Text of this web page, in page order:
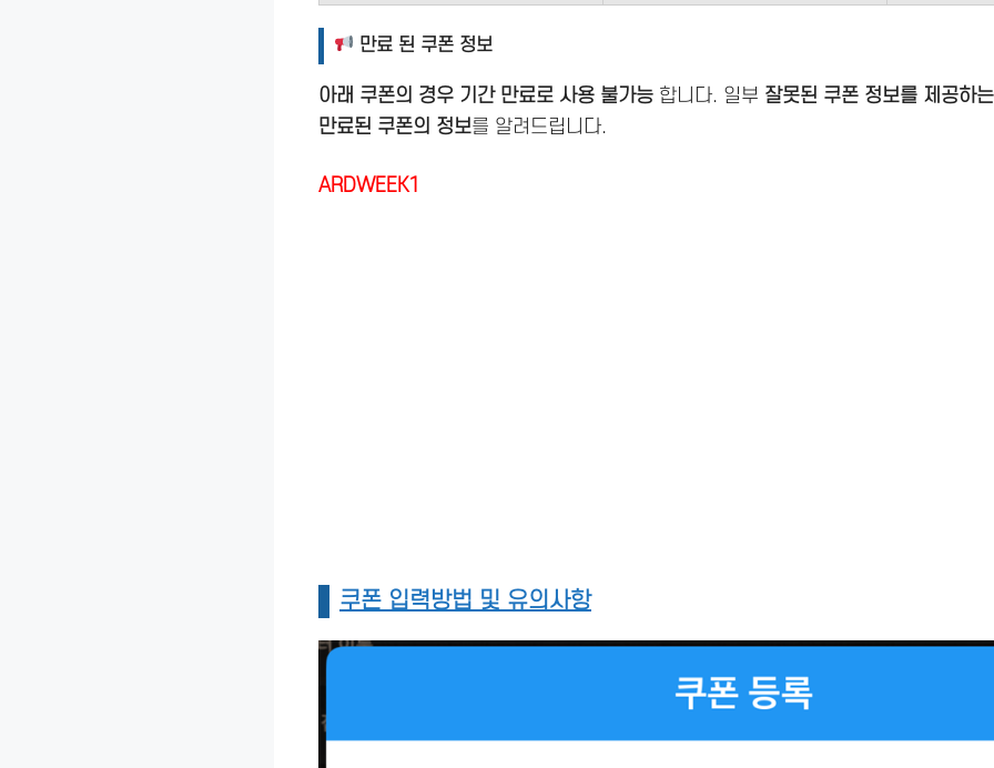
만료 된 쿠폰 정보
아래 쿠폰의 경우 기간 만료로 사용 불가능 합니다. 일부 잘못된 쿠폰 정보를 제공하
만료된 쿠폰의 정보를 알려드립니다.
ARDWEEK1
쿠폰 입력방법 및 유의사항